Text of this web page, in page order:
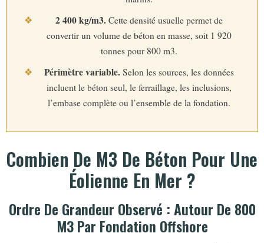
❖
2 400 kg/m3. Cette densité usuelle permet de
convertir un volume de béton en masse, soit 1 920
tonnes pour 800 m3.
❖
Périmètre variable. Selon les sources, les données
incluent le béton seul, le ferraillage, les inclusions,
l’embase complète ou l’ensemble de la fondation.
Combien De M3 De Béton Pour Une
Éolienne En Mer ?
Ordre De Grandeur Observé : Autour De 800
M3 Par Fondation Offshore